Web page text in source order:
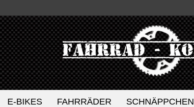
E-BIKES FAHRRÄDER SCHNÄPPCHEN